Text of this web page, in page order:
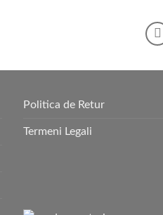
Politica de Retur
Termeni Legali